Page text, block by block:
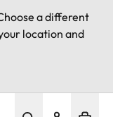
a different
location and